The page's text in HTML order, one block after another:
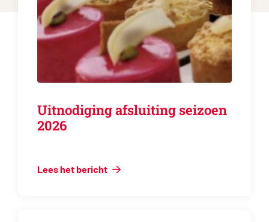
Uitnodiging afsluiting seizoen
2026
Lees het bericht